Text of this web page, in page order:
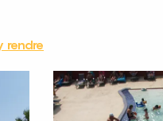
rendre